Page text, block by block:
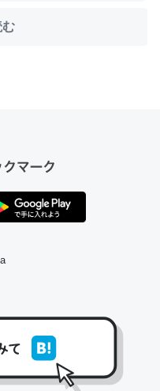
果があるはず……
tayorini by LIFULL介護
しか使わないので
。参考：
entry/2019/05/15/1805
む